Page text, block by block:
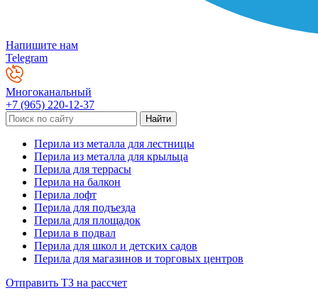
Напишите нам
Telegram
Многоканальный
+7 (965) 220-12-37
Перила из металла для лестницы
Перила из металла для крыльца
Перила для террасы
Перила на балкон
Перила лофт
Перила для подъезда
Перила для площадок
Перила в подвал
Перила для школ и детских садов
Перила для магазинов и торговых центров
Отправить ТЗ на рассчет